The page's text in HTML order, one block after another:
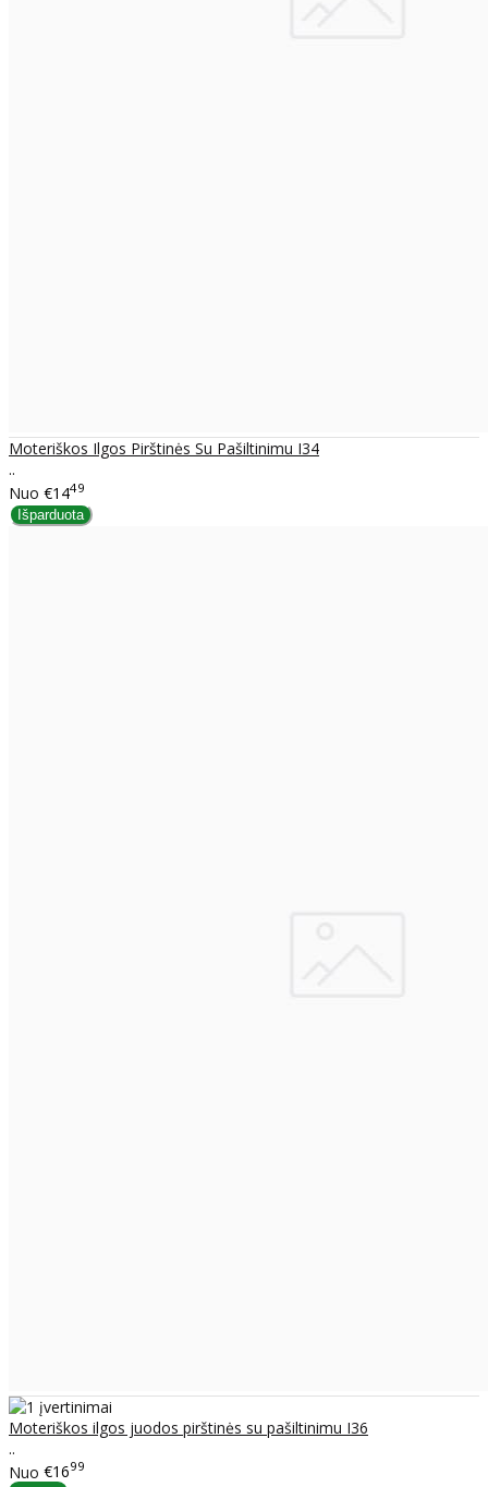
Moteriškos Ilgos Pirštinės Su Pašiltinimu I34
..
Nuo €1449
Moteriškos ilgos juodos pirštinės su pašiltinimu I36
..
Nuo €1699